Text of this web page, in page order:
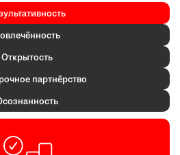
Открытость
партнёрство